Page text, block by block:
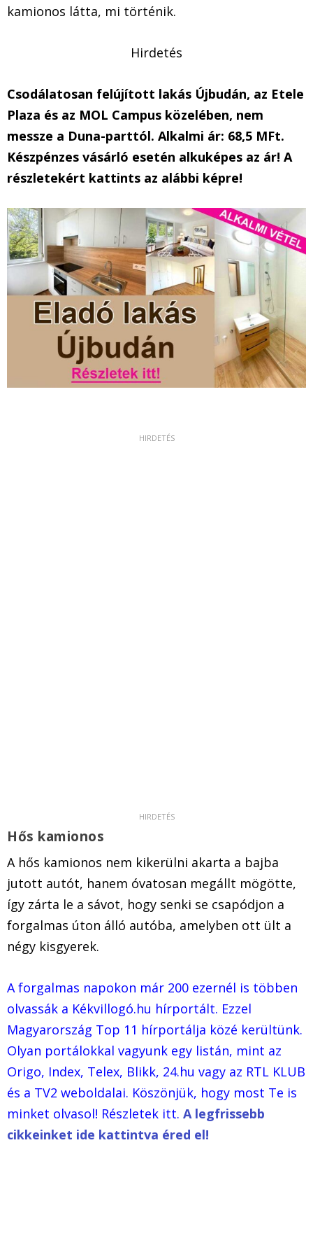
kamionos látta, mi történik.
Hirdetés
Csodálatosan felújított lakás Újbudán, az Etele
Plaza és az MOL Campus közelében, nem
messze a Duna-parttól. Alkalmi ár: 68,5 MFt.
Készpénzes vásárló esetén alkuképes az ár! A
részletekért kattints az alábbi képre!
Hős kamionos
A hős kamionos nem kikerülni akarta a bajba
jutott autót, hanem óvatosan megállt mögötte,
így zárta le a sávot, hogy senki se csapódjon a
forgalmas úton álló autóba, amelyben ott ült a
négy kisgyerek.
A forgalmas napokon már 200 ezernél is többen
olvassák a Kékvillogó.hu hírportált. Ezzel
Magyarország Top 11 hírportálja közé kerültünk.
Olyan portálokkal vagyunk egy listán, mint az
Origo, Index, Telex, Blikk, 24.hu vagy az RTL KLUB
és a TV2 weboldalai. Köszönjük, hogy most Te is
minket olvasol! Részletek itt. A legfrissebb
cikkeinket ide kattintva éred el!